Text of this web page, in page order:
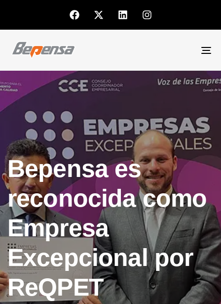
Bepensa es
reconocida como
Empresa
Excepcional por
ReQPET